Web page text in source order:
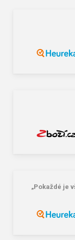
CXS TECHNIK
46,00 Kč
„Pokaždé je